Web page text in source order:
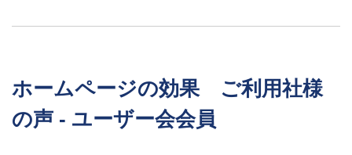
ホームページの効果 ご利用社様
の声 - ユーザー会会員